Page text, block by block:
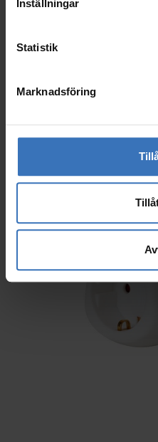
Inställningar
Statistik
Marknadsföring
Liknande